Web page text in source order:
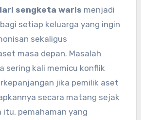
sengketa waris menjadi
setiap keluarga yang ingin
sekaligus
masa depan. Masalah
sering kali memicu konflik
jika pemilik aset
secara matang sejak
itu, pemahaman yang